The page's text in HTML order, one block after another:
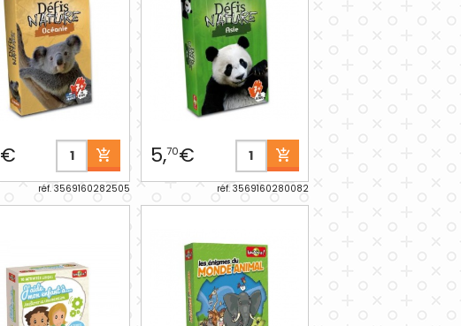
€
réf. 3569160282505
5,70€
réf. 3569160280082